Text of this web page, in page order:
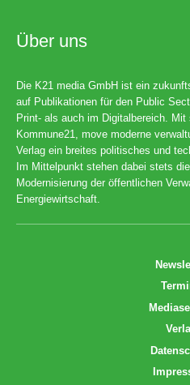
Über uns
Die K21 media GmbH ist ein
auf Publikationen für den Public
Print- als auch im Digitalbereich.
Kommune21, move moderne
Verlag ein breites politisches und
Im Mittelpunkt stehen dabei stets
Modernisierung der öffentlichen
Energiewirtschaft.